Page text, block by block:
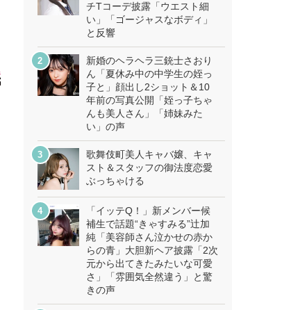
チTコーデ披露「ウエスト細
い」「ゴージャスなボディ」
と反響
新婚のヘラヘラ三銃士さおり
ん「夏休み中の中学生の姪っ
子と」顔出し2ショット＆10
年前の写真公開「姪っ子ちゃ
んも美人さん」「姉妹みた
い」の声
歌舞伎町美人キャバ嬢、キャ
スト＆スタッフの御法度恋愛
ぶっちゃける
「イッテQ！」新メンバー候
補生で話題“きゃすみる”辻加
純「美容師さん泣かせの赤か
らの青」大胆新ヘア披露「2次
元から出てきたみたいな可愛
さ」「雰囲気全然違う」と驚
きの声